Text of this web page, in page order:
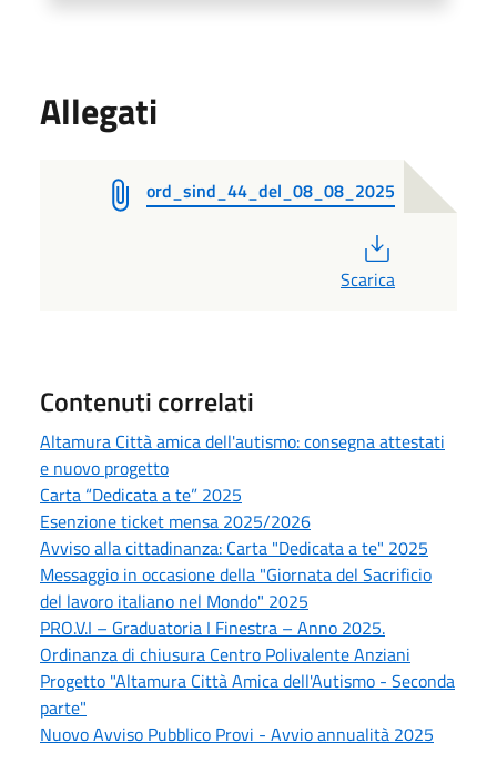
Allegati
ord_sind_44_del_08_08_2025
Scarica
Contenuti correlati
Altamura Città amica dell'autismo: consegna attestati
e nuovo progetto
Carta “Dedicata a te” 2025
Esenzione ticket mensa 2025/2026
Avviso alla cittadinanza: Carta "Dedicata a te" 2025
Messaggio in occasione della "Giornata del Sacrificio
del lavoro italiano nel Mondo" 2025
PRO.V.I – Graduatoria I Finestra – Anno 2025.
Ordinanza di chiusura Centro Polivalente Anziani
Progetto "Altamura Città Amica dell'Autismo - Seconda
parte"
Nuovo Avviso Pubblico Provi - Avvio annualità 2025